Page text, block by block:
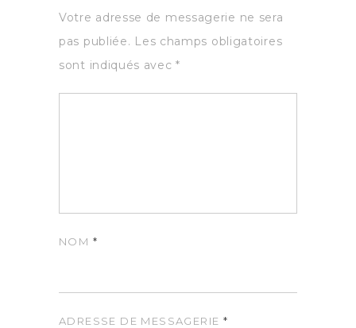
Votre adresse de messagerie ne sera
pas publiée. Les champs obligatoires
sont indiqués avec*
NOM *
ADRESSE DE MESSAGERIE *